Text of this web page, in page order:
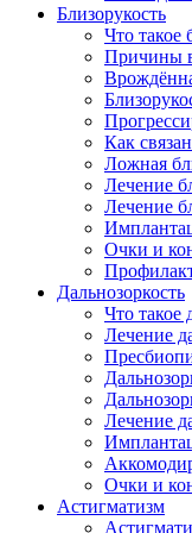
Близорукость
Что такое
Причины
Как
Ложная
Лечение
Лечение
Очки и
Дальнозоркость
Что такое
Лечение
Лечение
Очки и
Астигматизм